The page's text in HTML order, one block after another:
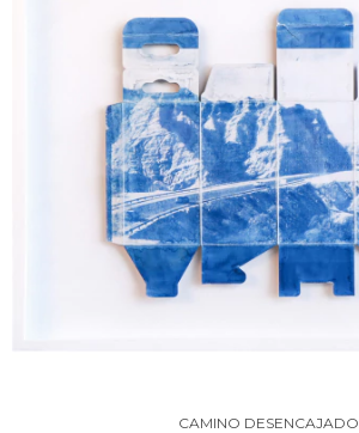
CAMINO DESENCAJADO